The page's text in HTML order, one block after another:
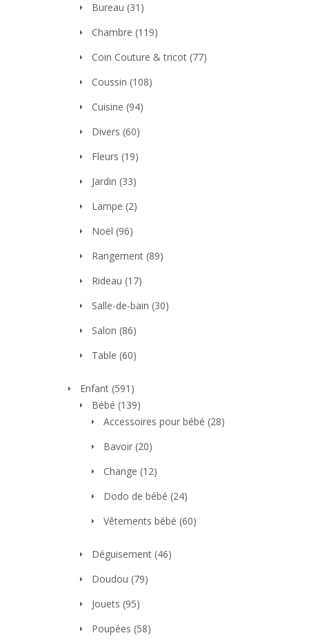
Bureau (31)
Chambre (119)
Coin Couture & tricot (77)
Coussin (108)
Cuisine (94)
Divers (60)
Fleurs (19)
Jardin (33)
Lampe (2)
Noël (96)
Rangement (89)
Rideau (17)
Salle-de-bain (30)
Salon (86)
Table (60)
Enfant (591)
Bébé (139)
Accessoires pour bébé (28)
Bavoir (20)
Change (12)
Dodo de bébé (24)
Vêtements bébé (60)
Déguisement (46)
Doudou (79)
Jouets (95)
Poupées (58)